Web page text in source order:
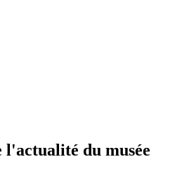
l'actualité du musée